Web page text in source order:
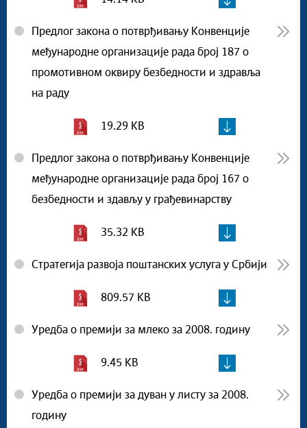
Предлог закона о потврђивању Конвенције
међународне организације рада број 187 о
промотивном оквиру безбедности и здравља
на раду
19.29 KB
Предлог закона о потврђивању Конвенције
међународне организације рада број 167 о
безбедности и здављу у грађевинарству
35.32 KB
Стратегија развоја поштанских услуга у Србији
809.57 KB
Уредба о премији за млеко за 2008. годину
9.45 KB
Уредба о премији за дуван у листу за 2008.
годину